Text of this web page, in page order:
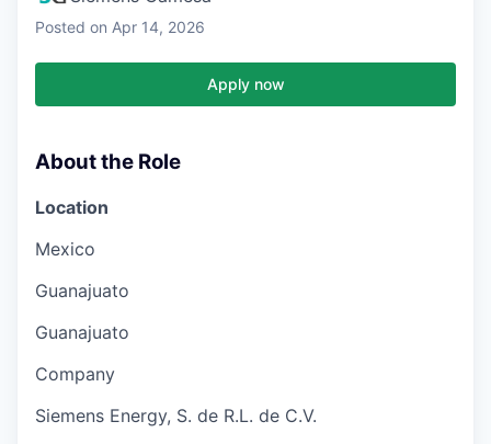
Posted on Apr 14, 2026
Apply now
About the Role
Location
Mexico
Guanajuato
Guanajuato
Company
Siemens Energy, S. de R.L. de C.V.